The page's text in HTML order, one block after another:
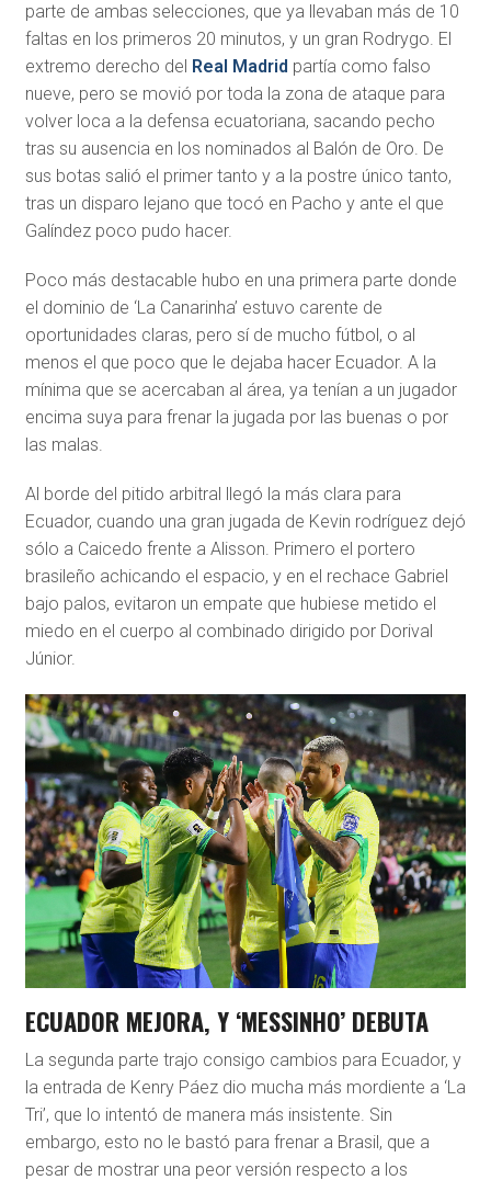
parte de ambas selecciones, que ya llevaban más de 10
faltas en los primeros 20 minutos, y un gran Rodrygo. El
extremo derecho del Real Madrid partía como falso
nueve, pero se movió por toda la zona de ataque para
volver loca a la defensa ecuatoriana, sacando pecho
tras su ausencia en los nominados al Balón de Oro. De
sus botas salió el primer tanto y a la postre único tanto,
tras un disparo lejano que tocó en Pacho y ante el que
Galíndez poco pudo hacer.
Poco más destacable hubo en una primera parte donde
el dominio de ‘La Canarinha’ estuvo carente de
oportunidades claras, pero sí de mucho fútbol, o al
menos el que poco que le dejaba hacer Ecuador. A la
mínima que se acercaban al área, ya tenían a un jugador
encima suya para frenar la jugada por las buenas o por
las malas.
Al borde del pitido arbitral llegó la más clara para
Ecuador, cuando una gran jugada de Kevin rodríguez dejó
sólo a Caicedo frente a Alisson. Primero el portero
brasileño achicando el espacio, y en el rechace Gabriel
bajo palos, evitaron un empate que hubiese metido el
miedo en el cuerpo al combinado dirigido por Dorival
Júnior.
ECUADOR MEJORA, Y ‘MESSINHO’ DEBUTA
La segunda parte trajo consigo cambios para Ecuador, y
la entrada de Kenry Páez dio mucha más mordiente a ‘La
Tri’, que lo intentó de manera más insistente. Sin
embargo, esto no le bastó para frenar a Brasil, que a
pesar de mostrar una peor versión respecto a los